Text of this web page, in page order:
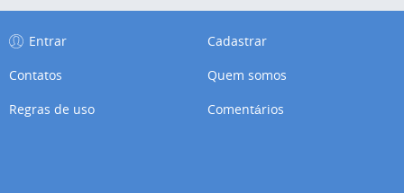
Entrar
Cadastrar
Contatos
Quem somos
Regras de uso
Comentários